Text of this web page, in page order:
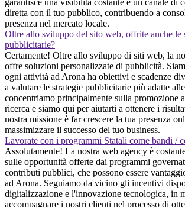
garantisce una visibilità costante e un canale di
diretta con il tuo pubblico, contribuendo a
presenza nel mercato locale.
Oltre allo sviluppo del sito web, offrite anche le
pubblicitarie?
Certamente! Oltre allo sviluppo di siti web, la
offre soluzioni personalizzate di pubblicità.
ogni attività ad Arona ha obiettivi e scadenze
a valutare le strategie pubblicitarie più adatte
concentriamo principalmente sulla promozione
ricerca e siamo qui per aiutarti a ottenere i
nostra missione è far crescere la tua presenza
massimizzare il successo del tuo business.
Lavorate con i programmi Statali come bandi /
Assolutamente! La nostra web agency è
sulle opportunità offerte dai programmi
contributi pubblici, che possono essere
ad Arona. Seguiamo da vicino gli incentivi
digitalizzazione e l'innovazione tecnologica, in
accompagnare i nostri clienti nel processo di